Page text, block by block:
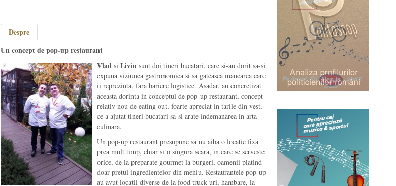
Despre
Un concept de pop-up restaurant
Vladsi Liviusunt doi tineri bucatari, care si-au dorit sa-si
expuna viziunea gastronomica si sa gateasca mancarea care
ii reprezinta, fara bariere logistice. Asadar, au concretizat
aceasta dorinta in conceptul de pop-up restaurant, concept
relativ nou de eating out, foarte apreciat in tarile din vest,
ce a ajutat tineri bucatari sa-si arate indemanarea in arta
culinara.
Un pop-up restaurant presupune sa nu aiba o locatie fixa
prea mult timp, chiar si o singura seara, in care se serveste
orice, de la preparate gourmet la burgeri, oamenii platind
doar pretul ingredientelor din meniu. Restaurantele pop-up
au avut locatii diverse de la food truck-uri, hambare, la